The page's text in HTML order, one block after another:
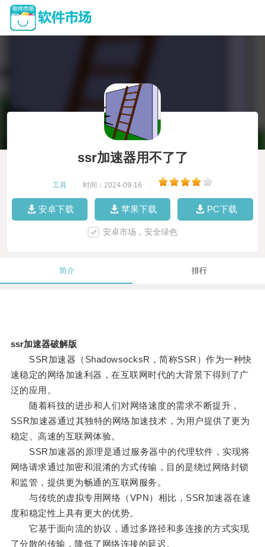
ssr加速器用不了了
工具 时间：2024-09-16
安卓下载 苹果下载 PC下载
安卓市场，安全绿色
简介 排行
ssr加速器破解版
SSR加速器（ShadowsocksR，简称SSR）作为一种快
速稳定的网络加速利器，在互联网时代的大背景下得到了广
泛的应用。
随着科技的进步和人们对网络速度的需求不断提升，
SSR加速器通过其独特的网络加速技术，为用户提供了更为
稳定、高速的互联网体验。
SSR加速器的原理是通过服务器中的代理软件，实现将
网络请求通过加密和混淆的方式传输，目的是绕过网络封锁
和监管，提供更为畅通的互联网服务。
与传统的虚拟专用网络（VPN）相比，SSR加速器在速
度和稳定性上具有更大的优势。
它基于面向流的协议，通过多路径和多连接的方式实现
了分散的传输，降低了网络连接的延迟。